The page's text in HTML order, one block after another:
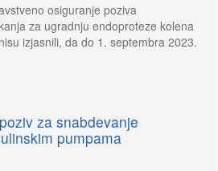
osiguranje poziva
za ugradnju endoproteze kolena
izjasnili, da do 1. septembra 2023.
za snabdevanje
pumpama